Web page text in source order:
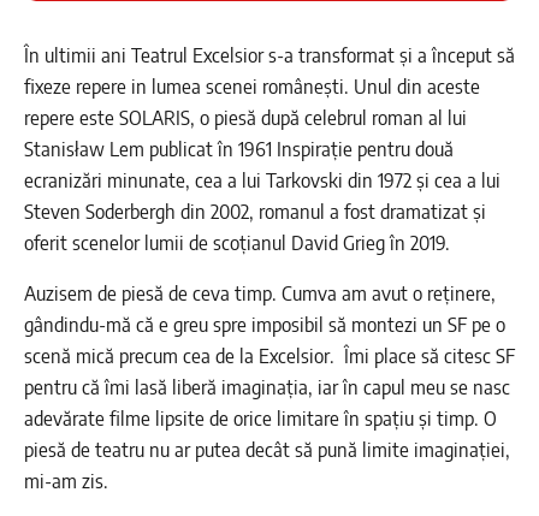
În ultimii ani Teatrul Excelsior s-a transformat și a început să
fixeze repere in lumea scenei românești. Unul din aceste
repere este SOLARIS, o piesă după celebrul roman al lui
Stanisław Lem publicat în 1961 Inspirație pentru două
ecranizări minunate, cea a lui Tarkovski din 1972 și cea a lui
Steven Soderbergh din 2002, romanul a fost dramatizat și
oferit scenelor lumii de scoțianul David Grieg în 2019.
Auzisem de piesă de ceva timp. Cumva am avut o reținere,
gândindu-mă că e greu spre imposibil să montezi un SF pe o
scenă mică precum cea de la Excelsior. Îmi place să citesc SF
pentru că îmi lasă liberă imaginația, iar în capul meu se nasc
adevărate filme lipsite de orice limitare în spațiu și timp. O
piesă de teatru nu ar putea decât să pună limite imaginației,
mi-am zis.